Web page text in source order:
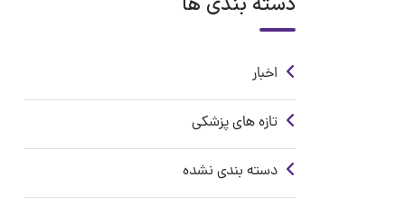
اخبار
تازه های پزشکی
دسته بندی نشده